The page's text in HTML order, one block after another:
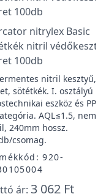
nitrylex Basic
nitril
100db
nitril kesztyű, L
sötétkék. I. osztályú
eszköz és PPE
AQL≤1.5, nem
240mm hossz.
csomag.
920-
ár: 3 062 Ft